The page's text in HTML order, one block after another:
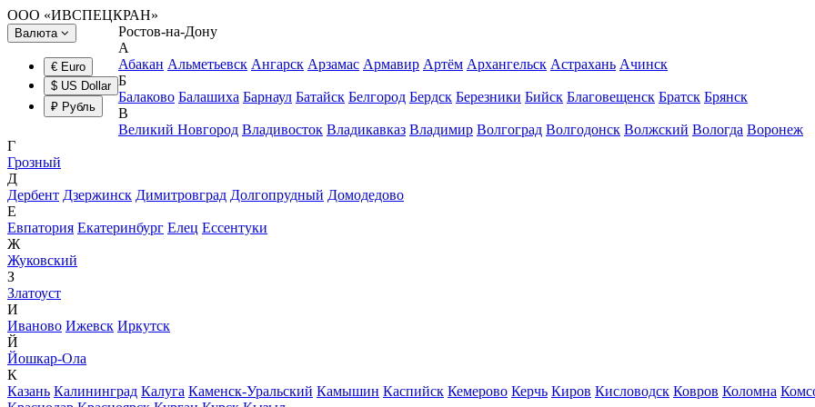
ООО «ИВСПЕЦКРАН»
Валюта
€ Euro
$ US Dollar
₽ Рубль
Ростов-на-Дону
А
Абакан Альметьевск Ангарск Арзамас Армавир Артём Архангельск Астрахань Ачинск
Б
Балаково Балашиха Барнаул Батайск Белгород Бердск Березники Бийск Благовещенск Братск Брянск
В
Великий Новгород Владивосток Владикавказ Владимир Волгоград Волгодонск Волжский Вологда Воронеж
Г
Грозный
Д
Дербент Дзержинск Димитровград Долгопрудный Домодедово
Е
Евпатория Екатеринбург Елец Ессентуки
Ж
Жуковский
З
Златоуст
И
Иваново Ижевск Иркутск
Й
Йошкар-Ола
К
Казань Калининград Калуга Каменск-Уральский Камышин Каспийск Кемерово Керчь Киров Кисловодск Ковров Коломна